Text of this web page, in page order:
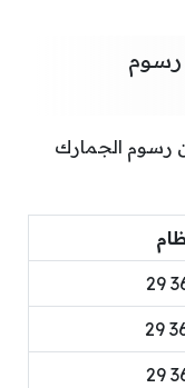
رسوم
رسوم الجمارك